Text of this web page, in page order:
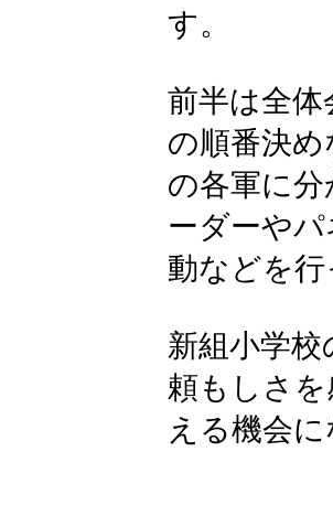
す。
前半は全体
の順番決
の各軍に
ーダーや
動などを
新組小学
頼もしさ
える機会